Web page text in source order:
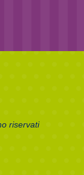
riservati